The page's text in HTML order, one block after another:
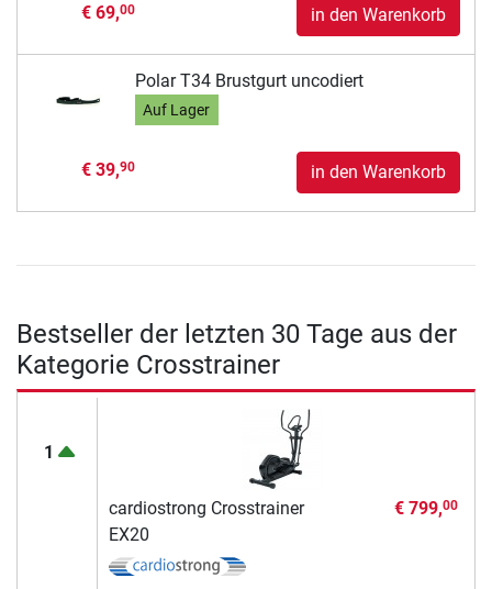
€ 69,00 in den Warenkorb
Polar T34 Brustgurt uncodiert
Auf Lager
€ 39,90 in den Warenkorb
Bestseller der letzten 30 Tage aus der
Kategorie Crosstrainer
1
cardiostrong Crosstrainer
EX20
€ 799,00